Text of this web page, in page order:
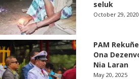
seluk
October 29, 2020
PAM
Ona
Nia Laran
May 20, 2025